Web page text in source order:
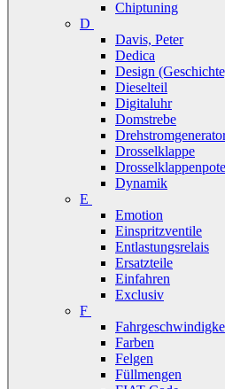
Chiptuning
D
Davis, Peter
Dedica
Design
Dieselteil
Digitaluhr
Domstrebe
Drosselklappe
Dynamik
E
Emotion
Einspritzventile
Entlastungsrelais
Ersatzteile
Einfahren
Exclusiv
F
Farben
Felgen
Füllmengen